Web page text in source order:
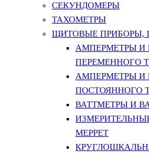
СЕКУНДОМЕРЫ
ТАХОМЕТРЫ
ЩИТОВЫЕ ПРИБОРЫ,
АМПЕРМЕТРЫ И
ПЕРЕМЕННОГО
АМПЕРМЕТРЫ И
ПОСТОЯННОГО
ВАТТМЕТРЫ И
МЕРРЕТ